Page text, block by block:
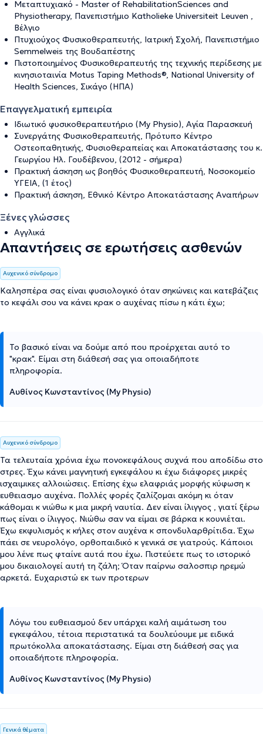
Μεταπτυχιακό - Master of RehabilitationSciences and
Physiotherapy, Πανεπιστήμιο Katholieke Universiteit Leuven ,
Βέλγιο
Πτυχιούχος Φυσικοθεραπευτής, Ιατρική Σχολή, Πανεπιστήμιο
Semmelweis της Βουδαπέστης
Πιστοποιημένος Φυσικοθεραπευτής της τεχνικής περίδεσης με
κινησιοταινία Μotus Taping Methods®, National University of
Health Sciences, Σικάγο (ΗΠΑ)
Επαγγελματική εμπειρία
Ιδιωτικό φυσικοθεραπευτήριο (My Physio), Αγία Παρασκευή
Συνεργάτης Φυσικοθεραπευτής, Πρότυπο Κέντρο
Οστεοπαθητικής, Φυσιοθεραπείας και Αποκατάστασης του κ.
Γεωργίου Ηλ. Γουδέβενου, (2012 - σήμερα)
Πρακτική άσκηση ως βοηθός Φυσικοθεραπευτή, Νοσοκομείο
ΥΓΕΙΑ, (1 έτος)
Πρακτική άσκηση, Εθνικό Κέντρο Αποκατάστασης Αναπήρων
Ξένες γλώσσες
Αγγλικά
Απαντήσεις σε ερωτήσεις ασθενών
Αυχενικό σύνδρομο
Καλησπέρα σας είναι φυσιολογικό όταν σηκώνεις και κατεβάζεις
το κεφάλι σου να κάνει κρακ ο αυχένας πίσω η κάτι έχω;
Το βασικό είναι να δούμε από που προέρχεται αυτό το
"κρακ". Είμαι στη διάθεσή σας για οποιαδήποτε
πληροφορία.
Αυθίνος Κωνσταντίνος (My Physio)
Αυχενικό σύνδρομο
Τα τελευταία χρόνια έχω πονοκεφάλους συχνά που αποδίδω στο
στρες. Έχω κάνει μαγνητική εγκεφάλου κι έχω διάφορες μικρές
ισχαιμικες αλλοιώσεις. Επίσης έχω ελαφριάς μορφής κύφωση κ
ευθειασμο αυχένα. Πολλές φορές ζαλίζομαι ακόμη κι όταν
κάθομαι κ νιώθω κ μια μικρή ναυτία. Δεν είναι ίλιγγος , γιατί ξέρω
πως είναι ο ίλιγγος. Νιώθω σαν να είμαι σε βάρκα κ κουνιέται.
Έχω εκφυλισμός κ κήλες στον αυχένα κ σπονδυλαρθρίτιδα. Έχω
πάει σε νευρολόγο, ορθοπαιδικό κ γενικά σε γιατρούς. Κάποιοι
μου λένε πως φταίνε αυτά που έχω. Πιστεύετε πως το ιστορικό
μου δικαιολογεί αυτή τη ζάλη; Όταν παίρνω σαλοσπιρ ηρεμώ
αρκετά. Ευχαριστώ εκ των προτερων
Λόγω του ευθειασμού δεν υπάρχει καλή αιμάτωση του
εγκεφάλου, τέτοια περιστατικά τα δουλεύουμε με ειδικά
πρωτόκολλα αποκατάστασης. Είμαι στη διάθεσή σας για
οποιαδήποτε πληροφορία.
Αυθίνος Κωνσταντίνος (My Physio)
Γενικά θέματα